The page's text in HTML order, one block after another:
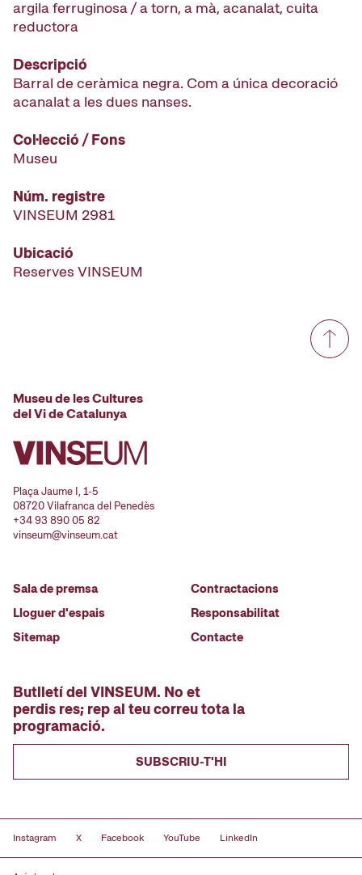
argila ferruginosa / a torn, a mà, acanalat, cuita
reductora
Descripció
Barral de ceràmica negra. Com a única decoració
acanalat a les dues nanses.
Col·lecció / Fons
Museu
Núm. registre
VINSEUM 2981
Ubicació
Reserves VINSEUM
Museu de les Cultures
del Vi de Catalunya
Plaça Jaume I, 1-5
08720 Vilafranca del Penedès
+34 93 890 05 82
vinseum@vinseum.cat
Sala de premsa
Lloguer d'espais
Sitemap
Contractacions
Responsabilitat
Contacte
Butlletí del VINSEUM. No et
perdis res; rep al teu correu tota la
programació.
SUBSCRIU-T'HI
Instagram X Facebook YouTube LinkedIn